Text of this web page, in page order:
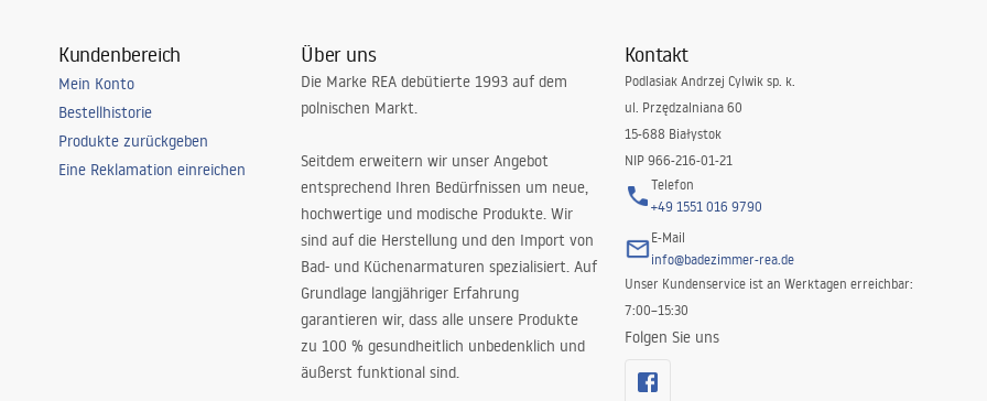
Kundenbereich
Mein Konto
Bestellhistorie
Produkte zurückgeben
Eine Reklamation einreichen
Über uns
Die Marke REA debütierte 1993 auf dem
polnischen Markt.
Seitdem erweitern wir unser Angebot
entsprechend Ihren Bedürfnissen um neue,
hochwertige und modische Produkte. Wir
sind auf die Herstellung und den Import von
Bad- und Küchenarmaturen spezialisiert. Auf
Grundlage langjähriger Erfahrung
garantieren wir, dass alle unsere Produkte
zu 100 % gesundheitlich unbedenklich und
äußerst funktional sind.
Kontakt
Podlasiak Andrzej Cylwik sp. k.
ul. Przędzalniana 60
15-688 Białystok
NIP 966-216-01-21
Telefon
+49 1551 016 9790
E-Mail
info@badezimmer-rea.de
Unser Kundenservice ist an Werktagen erreichbar:
7:00–15:30
Folgen Sie uns